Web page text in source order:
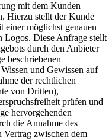
mit dem Kunden
Hierzu stellt der Kunde
einer möglichst genauen
Logos. Diese Anfrage stellt
durch den Anbieter
beschriebenen
und Gewissen auf
der rechtlichen
von Dritten),
prüfen und
hervorgehenden
die Annahme des
zwischen dem